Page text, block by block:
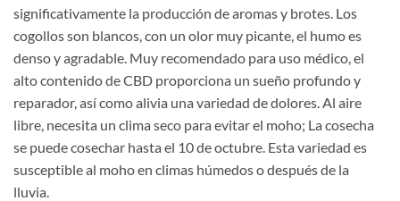
significativamente la producción de aromas y brotes. Los
cogollos son blancos, con un olor muy picante, el humo es
denso y agradable. Muy recomendado para uso médico, el
alto contenido de CBD proporciona un sueño profundo y
reparador, así como alivia una variedad de dolores. Al aire
libre, necesita un clima seco para evitar el moho; La cosecha
se puede cosechar hasta el 10 de octubre. Esta variedad es
susceptible al moho en climas húmedos o después de la
lluvia.